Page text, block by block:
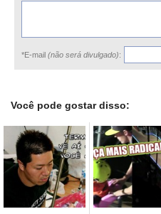
*E-mail (não será divulgado):
Você pode gostar disso: